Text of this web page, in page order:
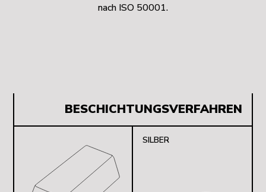
nach ISO 50001.
BESCHICHTUNGSVERFAHREN
SILBER